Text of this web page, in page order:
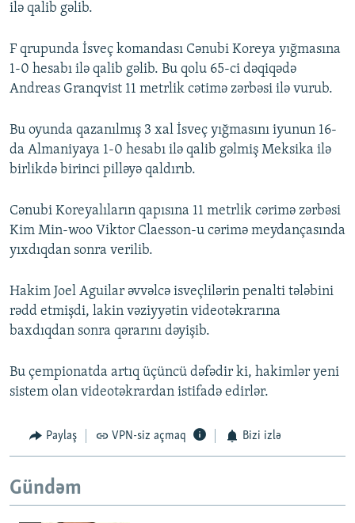
ilə qalib gəlib.
F qrupunda İsveç komandası Cənubi Koreya yığmasına
1-0 hesabı ilə qalib gəlib. Bu qolu 65-ci dəqiqədə
Andreas Granqvist 11 metrlik cətimə zərbəsi ilə vurub.
Bu oyunda qazanılmış 3 xal İsveç yığmasını iyunun 16-
da Almaniyaya 1-0 hesabı ilə qalib gəlmiş Meksika ilə
birlikdə birinci pilləyə qaldırıb.
Cənubi Koreyalıların qapısına 11 metrlik cərimə zərbəsi
Kim Min-woo Viktor Claesson-u cərimə meydançasında
yıxdıqdan sonra verilib.
Hakim Joel Aguilar əvvəlcə isveçlilərin penalti tələbini
rədd etmişdi, lakin vəziyyətin videotəkrarına
baxdıqdan sonra qərarını dəyişib.
Bu çempionatda artıq üçüncü dəfədir ki, hakimlər yeni
sistem olan videotəkrardan istifadə edirlər.
Paylaş VPN-siz açmaq Bizi izlə
Gündəm